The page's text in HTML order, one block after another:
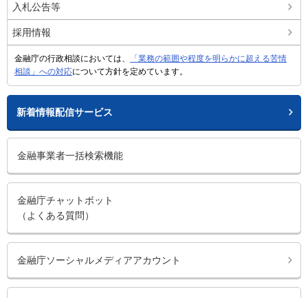
入札公告等
採用情報
金融庁の行政相談においては、
「業務の範囲や程度を明らかに超える苦情
相談」への対応について方針を定めています。
新着情報配信サービス
金融事業者一括検索機能
金融庁チャットボット
（よくある質問）
金融庁ソーシャルメディアアカウント